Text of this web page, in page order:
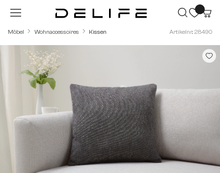
Zum Hauptinhalt springen
Möbel Wohnaccessoires Kissen Artikelnr.: 28490
Bildergalerie überspringen